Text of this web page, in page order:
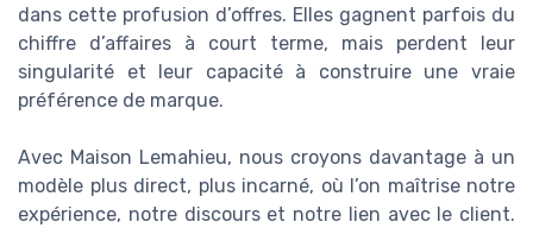
dans cette profusion d’offres. Elles gagnent parfois du
chiffre d’affaires à court terme, mais perdent leur
singularité et leur capacité à construire une vraie
préférence de marque.
Avec Maison Lemahieu, nous croyons davantage à un
modèle plus direct, plus incarné, où l’on maîtrise notre
expérience, notre discours et notre lien avec le client.